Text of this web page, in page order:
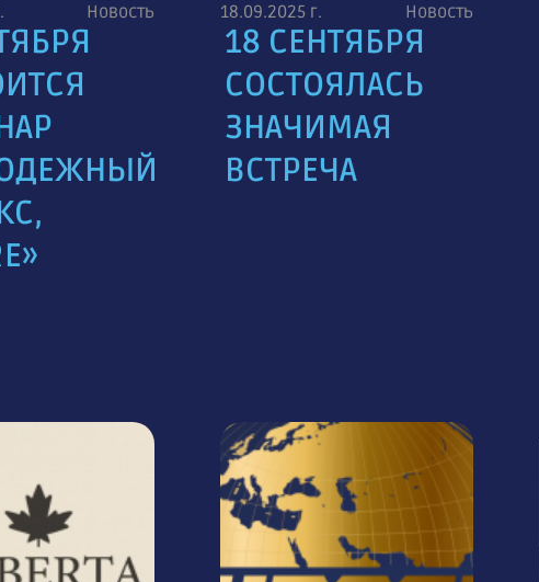
Новость 18.09.2025 г. Новость
18 СЕНТЯБРЯ
СОСТОЯЛАСЬ
ЗНАЧИМАЯ
ВСТРЕЧА